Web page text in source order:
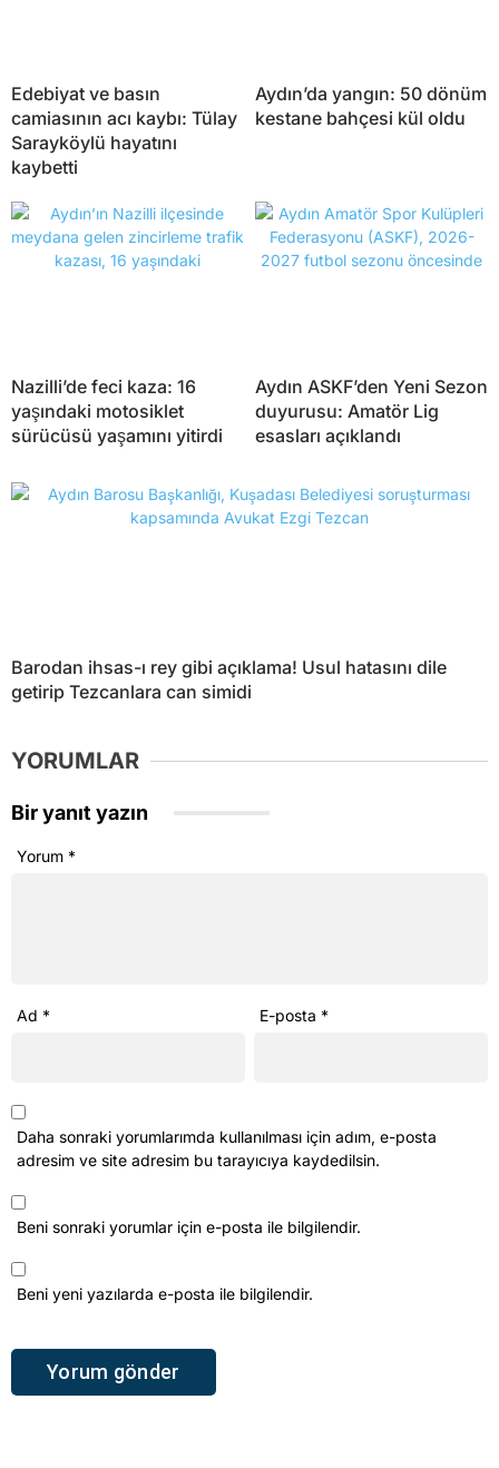
Edebiyat ve basın
camiasının acı kaybı: Tülay
Sarayköylü hayatını
kaybetti
Aydın’da yangın: 50 dönüm
kestane bahçesi kül oldu
Nazilli’de feci kaza: 16
yaşındaki motosiklet
sürücüsü yaşamını yitirdi
Aydın ASKF’den Yeni Sezon
duyurusu: Amatör Lig
esasları açıklandı
Barodan ihsas-ı rey gibi açıklama! Usul hatasını dile
getirip Tezcanlara can simidi
YORUMLAR
Bir yanıt yazın
Yorum *
Ad * E-posta *
Daha sonraki yorumlarımda kullanılması için adım, e-posta
adresim ve site adresim bu tarayıcıya kaydedilsin.
Beni sonraki yorumlar için e-posta ile bilgilendir.
Beni yeni yazılarda e-posta ile bilgilendir.